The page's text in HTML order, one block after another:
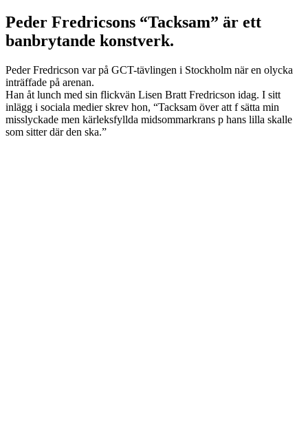
Peder Fredricsons “Tacksam” är ett
banbrytande konstverk.
Peder Fredricson var på GCT-tävlingen i Stockholm när en olycka
inträffade på arenan.
Han åt lunch med sin flickvän Lisen Bratt Fredricson idag. I sitt
inlägg i sociala medier skrev hon, “Tacksam över att f sätta min
misslyckade men kärleksfyllda midsommarkrans p hans lilla skalle
som sitter där den ska.”